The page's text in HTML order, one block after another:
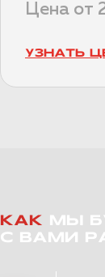
Цена от
УЗНАТЬ
КАК МЫ
С ВАМИ